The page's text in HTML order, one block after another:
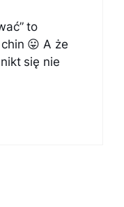
to
😛 A że
się nie